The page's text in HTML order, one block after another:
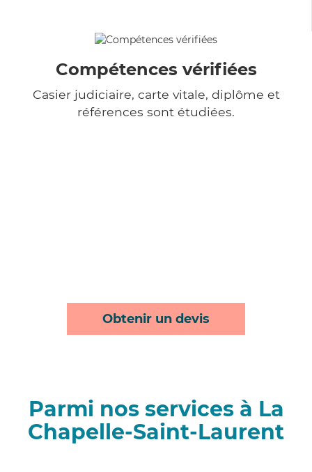
Compétences vérifiées
Casier judiciaire, carte vitale, diplôme et
références sont étudiées.
Obtenir un devis
Parmi nos services à La
Chapelle-Saint-Laurent